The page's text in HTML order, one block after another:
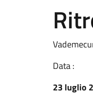
Data :
23 luglio